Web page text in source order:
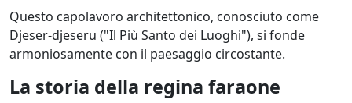
Questo capolavoro architettonico, conosciuto come
Djeser-djeseru ("Il Più Santo dei Luoghi"), si fonde
armoniosamente con il paesaggio circostante.
La storia della regina faraone